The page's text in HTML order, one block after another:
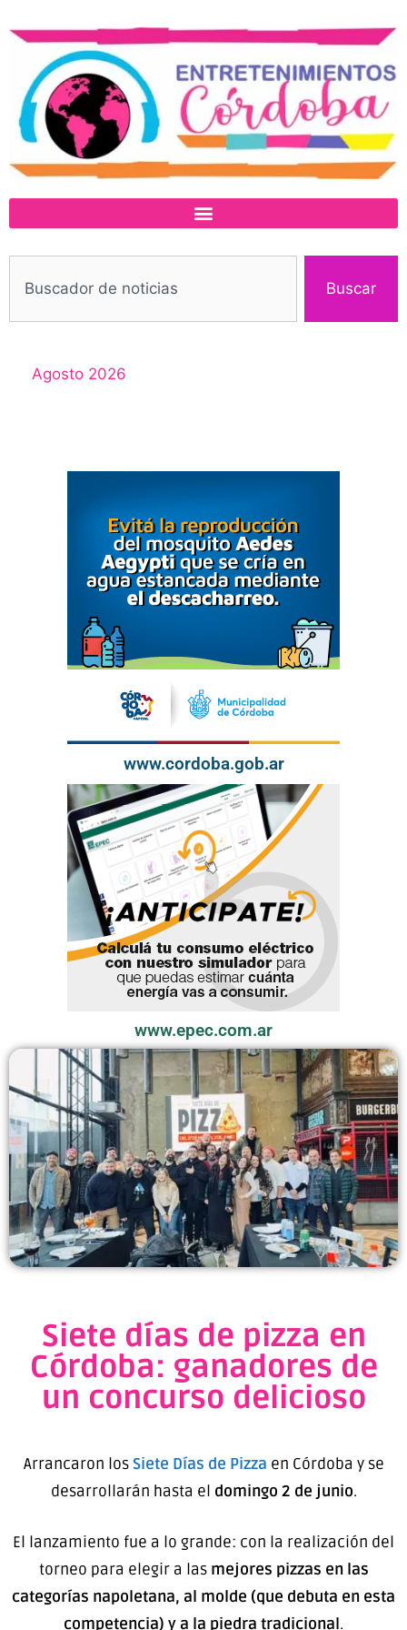
Buscar
Agosto 2026
www.cordoba.gob.ar
www.epec.com.ar
Siete días de pizza en
Córdoba: ganadores de
un concurso delicioso
Arrancaron losSiete Días de Pizza en Córdoba y se
desarrollarán hasta el domingo 2 de junio.
El lanzamiento fue a lo grande: con la realización del
torneo para elegir a las mejores pizzas en las
categorías napoletana, al molde (que debuta en esta
competencia) y a la piedra tradicional.